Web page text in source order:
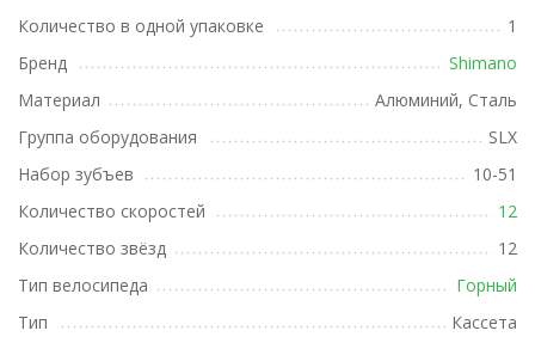
Количество в одной упаковке
1
Бренд
Shimano
Материал
Алюминий, Сталь
Группа оборудования
SLX
Набор зубъев
10-51
Количество скоростей
12
Количество звёзд
12
Тип велосипеда
Горный
Тип
Кассета